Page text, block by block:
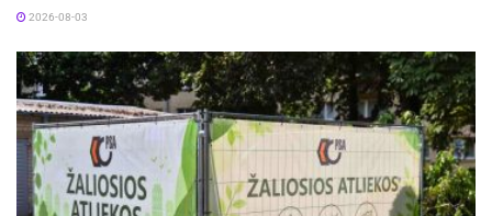
2026-08-03